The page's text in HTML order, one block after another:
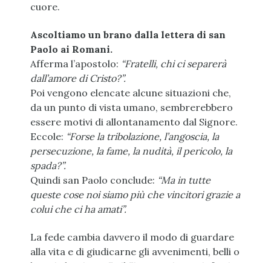
cuore.
Ascoltiamo un brano dalla lettera di san
Paolo ai Romani.
Afferma l’apostolo: “Fratelli, chi ci separerà
dall’amore di Cristo?”.
Poi vengono elencate alcune situazioni che,
da un punto di vista umano, sembrerebbero
essere motivi di allontanamento dal Signore.
Eccole: “Forse la tribolazione, l’angoscia, la
persecuzione, la fame, la nudità, il pericolo, la
spada?”.
Quindi san Paolo conclude: “Ma in tutte
queste cose noi siamo più che vincitori grazie a
colui che ci ha amati”.
La fede cambia davvero il modo di guardare
alla vita e di giudicarne gli avvenimenti, belli o